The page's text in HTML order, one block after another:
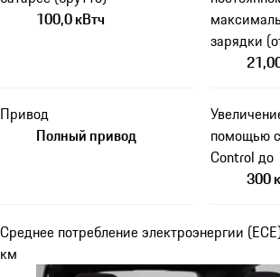
100,0 кВтч
зарядки
Привод
Полный привод
помощью
Control до
300
Среднее потребление электроэнергии
км